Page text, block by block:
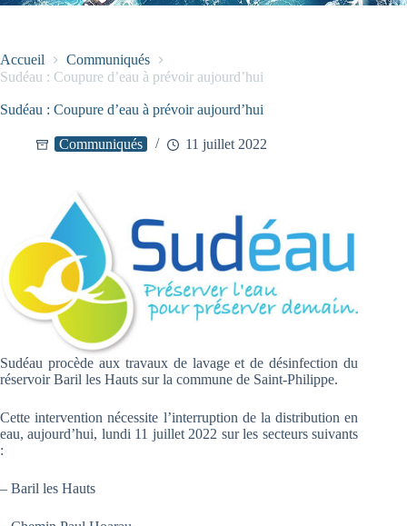
Accueil
Communiqués
Sudéau : Coupure d’eau à prévoir aujourd’hui
Sudéau : Coupure d’eau à prévoir aujourd’hui
Communiqués 11 juillet 2022
Sudéau procède aux travaux de lavage et de désinfection du
réservoir Baril les Hauts sur la commune de Saint-Philippe.
Cette intervention nécessite l’interruption de la distribution en
eau, aujourd’hui, lundi 11 juillet 2022 sur les secteurs suivants
:
– Baril les Hauts